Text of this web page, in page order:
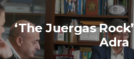
‘The Juergas
Adra